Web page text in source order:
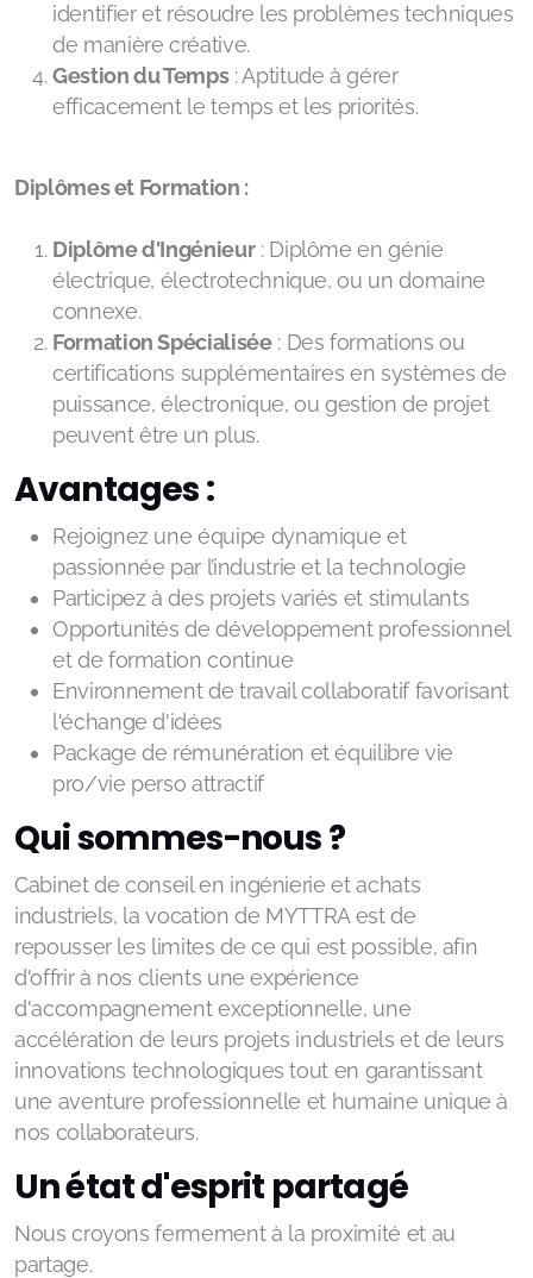
identifier et résoudre les problèmes techniques
de manière créative.
Gestion du Temps: Aptitude à gérer
efficacement le temps et les priorités.
Diplômes et Formation :
Diplôme d'Ingénieur: Diplôme en génie
électrique, électrotechnique, ou un domaine
connexe.
Formation Spécialisée: Des formations ou
certifications supplémentaires en systèmes de
puissance, électronique, ou gestion de projet
peuvent être un plus.
Avantages :
Rejoignez une équipe dynamique et
passionnée par l’industrie et la technologie
Participez à des projets variés et stimulants
Opportunités de développement professionnel
et de formation continue
Environnement de travail collaboratif favorisant
l'échange d'idées
Package de rémunération et équilibre vie
pro/vie perso attractif
Qui sommes-nous ?
Cabinet de conseil en ingénierie et achats
industriels, la vocation de MYTTRA est de
repousser les limites de ce qui est possible, afin
d'offrir à nos clients une expérience
d'accompagnement exceptionnelle, une
accélération de leurs projets industriels et de leurs
innovations technologiques tout en garantissant
une aventure professionnelle et humaine unique à
nos collaborateurs.
Un état d'esprit partagé
Nous croyons fermement à la proximité et au
partage.